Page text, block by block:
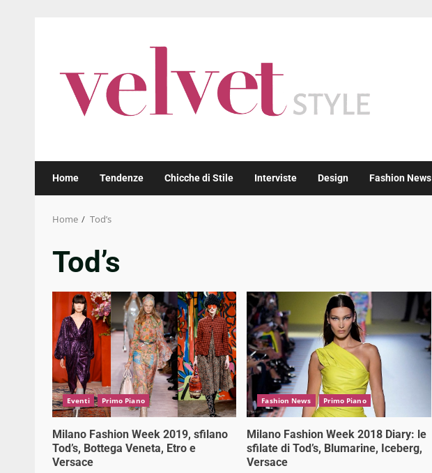
Home Tendenze Chicche di Stile Interviste Design Fashion News
Home Tod’s
Tod’s
Eventi Primo Piano
Milano Fashion Week 2019, sfilano
Tod’s, Bottega Veneta, Etro e
Versace
Fashion News Primo Piano
Milano Fashion Week 2018 Diary: le
sfilate di Tod’s, Blumarine, Iceberg,
Versace